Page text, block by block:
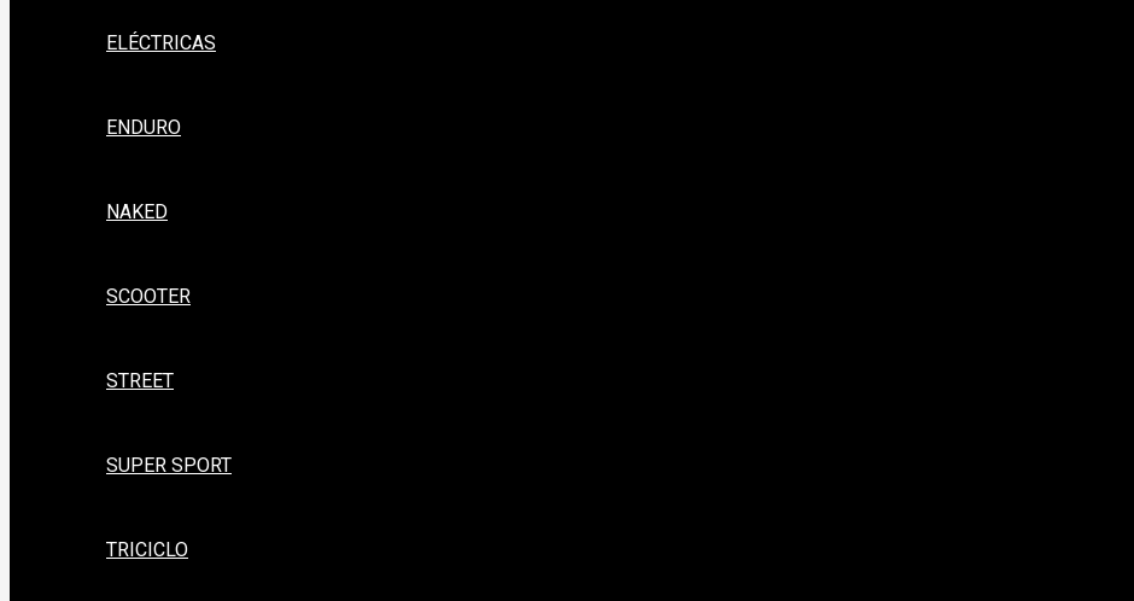
ELÉCTRICAS
ENDURO
NAKED
SCOOTER
STREET
SUPER SPORT
TRICICLO